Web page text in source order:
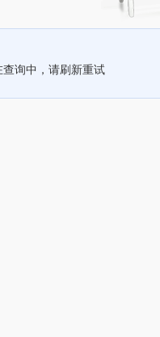
查询中，请刷新重试